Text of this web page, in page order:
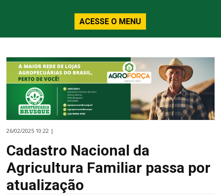
ACESSE O MENU
26/02/2025 10:22 |
Cadastro Nacional da
Agricultura Familiar passa por
atualização